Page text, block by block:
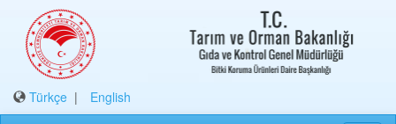
Türkçe | English